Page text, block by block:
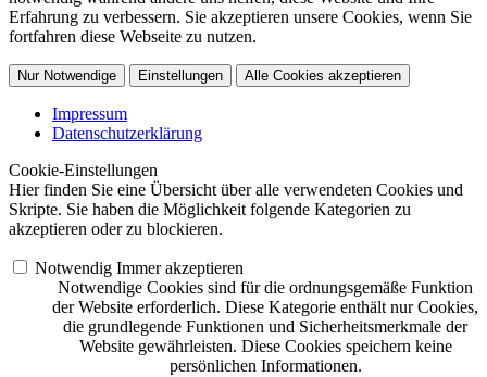
Erfahrung zu verbessern. Sie akzeptieren unsere Cookies, wenn Sie
fortfahren diese Webseite zu nutzen.
Nur Notwendige Einstellungen Alle Cookies akzeptieren
Impressum
Datenschutzerklärung
Cookie-Einstellungen
Hier finden Sie eine Übersicht über alle verwendeten Cookies und
Skripte. Sie haben die Möglichkeit folgende Kategorien zu
akzeptieren oder zu blockieren.
Notwendig Immer akzeptieren
Notwendige Cookies sind für die ordnungsgemäße Funktion
der Website erforderlich. Diese Kategorie enthält nur Cookies,
die grundlegende Funktionen und Sicherheitsmerkmale der
Website gewährleisten. Diese Cookies speichern keine
persönlichen Informationen.